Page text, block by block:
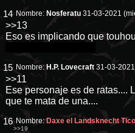
14 Nombre: Nosferatu 31-03-2021
>>13
Eso es implicando que
15 Nombre: H.P. Lovecraft 31-03-
>>11
Ese personaje es de ratas....
que te mata de una....
16 Nombre:Daxe el Landsknecht Tico
>>19